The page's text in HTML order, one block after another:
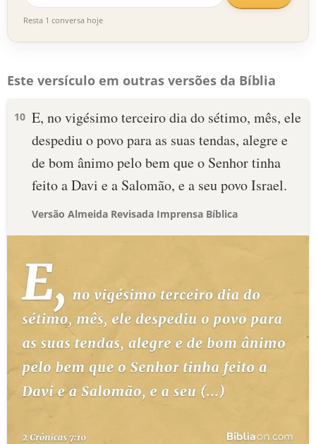
Resta 1 conversa hoje
Este versículo em outras versões da Bíblia
10 E, no vigésimo terceiro dia do sétimo, mês, ele
despediu o povo para as suas tendas, alegre e
de bom ânimo pelo bem que o Senhor tinha
feito a Davi e a Salomão, e a seu povo Israel.
Versão Almeida Revisada Imprensa Bíblica